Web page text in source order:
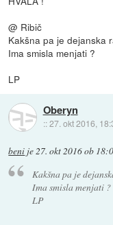
@ Ribič
Kakšna pa je dejanska
Ima smisla menjati ?
LP
Oberyn
::27. okt 2016,
beni je27. okt 2016 ob
Kakšna pa je
Ima smisla menjati ?
LP